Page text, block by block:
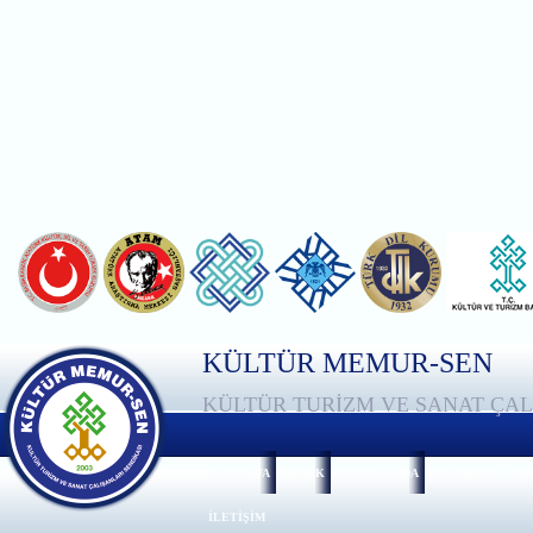
KÜLTÜR MEMUR-SEN
KÜLTÜR TURİZM VE SANAT
ANASAYFA TÜZÜK HAKKIMIZDA
İLETİŞİM